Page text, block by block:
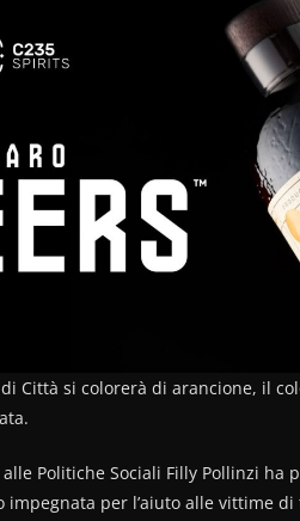
Città si colorerà di arancione, il
alle Politiche Sociali Filly Pollinzi ha
impegnata per l’aiuto alle vittime